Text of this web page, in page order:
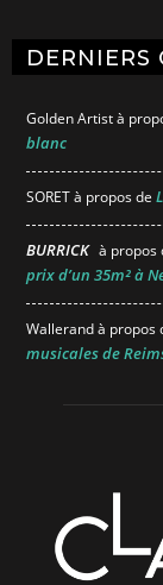
DERNIERS
Golden Artistà
blanc
SORETà propos de
BURRICK à propos
prix d’un 35m² à
Wallerandà propos
musicales de